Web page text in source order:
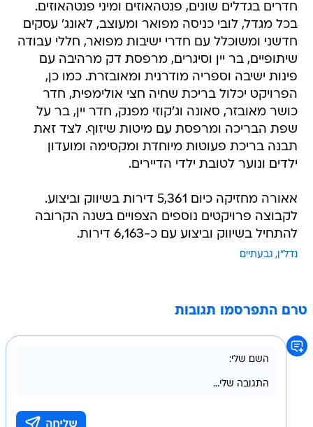
חדרים בגדלים שונים, פנטהאוזים ומיני פנטהאוזים.
בכל מגדל, לובי כניסה מפואר ומעוצב, לאונג' עסקים
חדשני ומשוכלל עם חדרי ישיבות מפואר, חללי עבודה
שיתופיים, בר יין וסיגרים, מרפסת דק מרהיבה עם
פינות ישיבה וספריה מודרנית ומאובזרת. כמו כן,
הפרויקט יכלול בריכת שחיה חצי אולימפית, חדר
כושר מאובזר, סאונה וג'קוזי מפנק, חדר יין, בר על
שפת הבריכה ומרפסת עם מיטות שיזוף. לצד זאת
תבנה בריכת פעוטות מיוחדת ומקסימה ומועדון
ילדים ונוער לטובת ילדי הדיירים.
אאורה מחזיקה כיום 5,361 דירות בשיווק וביצוע.
לקבוצה פרויקטים נוספים הצפויים בשנה הקרובה
להתחיל בשיווק וביצוע עם כ-6,163 דירות.
נדל"ן גבעתיים
טרם התפרסמו תגובות